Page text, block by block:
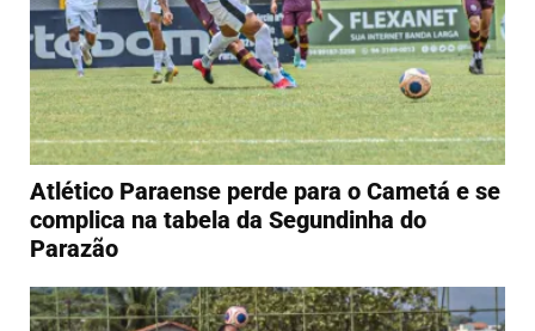
Atlético Paraense perde para o Cametá e se
complica na tabela da Segundinha do
Parazão